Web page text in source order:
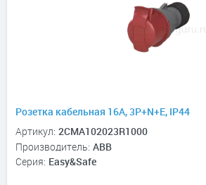
Розетка кабельная 16А, 3P+N+E, IP44
Артикул: 2CMA102023R1000
Производитель: ABB
Серия: Easy&Safe